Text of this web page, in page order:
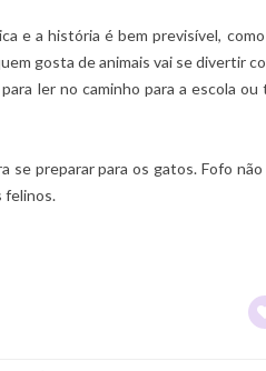
e a história é bem previsível,
gosta de animais vai se divertir
ler no caminho para a escola
se preparar para os gatos. Fofo
felinos.